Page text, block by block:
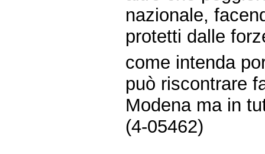
nazionale,
protetti dalle
come intenda
può riscontrare
Modena ma in
(4-05462)